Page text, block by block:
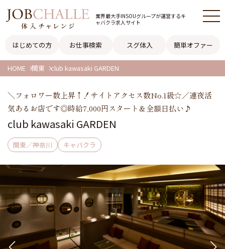
業界最大手INSOUグループが運営するキ
ャバクラ求人サイト
はじめての方 お仕事検索 スグ体入 簡単オファー
HOME 関東 club kawasaki GARDEN
＼フォロワー数上昇↑！サイトアクセス数No.1級☆／連夜活
気あるお店です◎時給7,000円スタート＆全額日払い♪
club kawasaki GARDEN
関東／神奈川 キャバクラ